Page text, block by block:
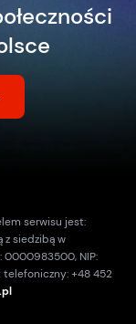
serwisu jest:
z siedzibą w
0000983500, NIP:
+48 452